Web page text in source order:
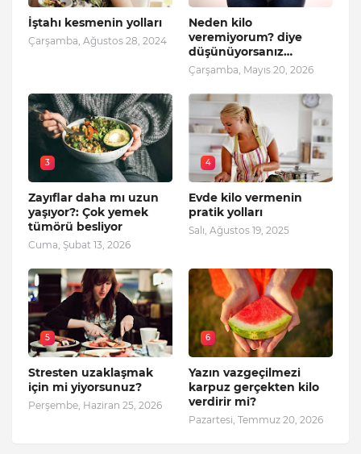
İştahı kesmenin yolları
Çarşamba, Ağustos 28, 2024
Neden kilo
veremiyorum? diye
düşünüyorsanız…
Çarşamba, Mayıs 20, 2026
3
Zayıflar daha mı uzun
yaşıyor?: Çok yemek
tümörü besliyor
Cuma, Şubat 13, 2026
4
Evde kilo vermenin
pratik yolları
Salı, Ağustos 19, 2025
5
Stresten uzaklaşmak
için mi yiyorsunuz?
Perşembe, Haziran 25, 2026
6
Yazın vazgeçilmezi
karpuz gerçekten kilo
verdirir mi?
Pazartesi, Temmuz 20, 2026